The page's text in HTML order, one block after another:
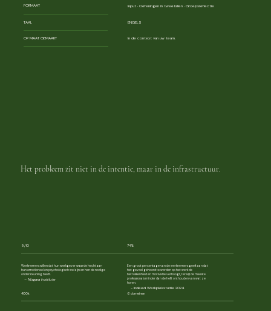
FORMAAT Input · Oefeningen in tweetallen · Groepsreflectie
TAAL ENGELS
OP MAAT GEMAAKT In de context van uw team.
Het probleem zit niet in de intentie, maar in de infrastructuur.
9/10
Werknemers willen dat hun werkgever waarde hecht aan
hun emotioneel en psychologisch welzijn en hen de nodige
ondersteuning biedt.
– Niagara Institute
74%
Een groot percentage van de werknemers geeft aan dat
het gevoel gehoord te worden op het werk de
betrokkenheid en motivatie verhoogt, terwijl de meeste
professionals minder dan de helft onthouden van wat ze
horen.
- Indeed Werkplekstudie 2024
400k
6 domeinen